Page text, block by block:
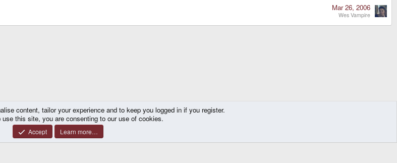
Mar 26, 2006
Wes Vampire
© 2010-2026 XenForo Ltd. |Certain add-on by SyTry.
content, tailor your experience and to keep you logged in if you register.
use this site, you are consenting to our use of cookies.
Accept Learn more…